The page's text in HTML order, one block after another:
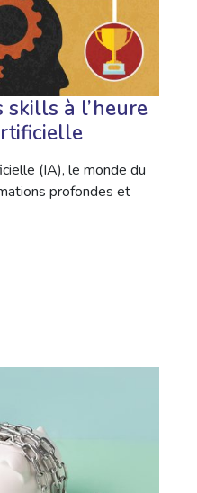
skills à l’heure
(IA), le monde du
profondes et